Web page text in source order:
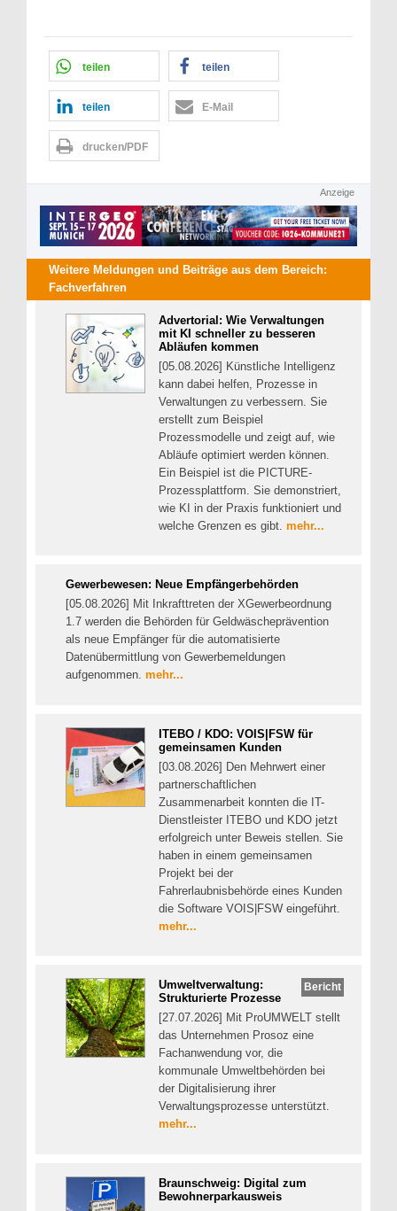
teilen teilen
teilen E-Mail
drucken/PDF
Anzeige
Weitere Meldungen und Beiträge aus dem Bereich:
Fachverfahren
Advertorial: Wie Verwaltungen
mit KI schneller zu besseren
Abläufen kommen
[05.08.2026] Künstliche Intelligenz
kann dabei helfen, Prozesse in
Verwaltungen zu verbessern. Sie
erstellt zum Beispiel
Prozessmodelle und zeigt auf, wie
Abläufe optimiert werden können.
Ein Beispiel ist die PICTURE-
Prozessplattform. Sie demonstriert,
wie KI in der Praxis funktioniert und
welche Grenzen es gibt. mehr...
Gewerbewesen: Neue Empfängerbehörden
[05.08.2026] Mit Inkrafttreten der XGewerbeordnung
1.7 werden die Behörden für Geldwäscheprävention
als neue Empfänger für die automatisierte
Datenübermittlung von Gewerbemeldungen
aufgenommen. mehr...
ITEBO / KDO: VOIS|FSW für
gemeinsamen Kunden
[03.08.2026] Den Mehrwert einer
partnerschaftlichen
Zusammenarbeit konnten die IT-
Dienstleister ITEBO und KDO jetzt
erfolgreich unter Beweis stellen. Sie
haben in einem gemeinsamen
Projekt bei der
Fahrerlaubnisbehörde eines Kunden
die Software VOIS|FSW eingeführt.
mehr...
Bericht
Umweltverwaltung:
Strukturierte Prozesse
[27.07.2026] Mit ProUMWELT stellt
das Unternehmen Prosoz eine
Fachanwendung vor, die
kommunale Umweltbehörden bei
der Digitalisierung ihrer
Verwaltungsprozesse unterstützt.
mehr...
Braunschweig: Digital zum
Bewohnerparkausweis